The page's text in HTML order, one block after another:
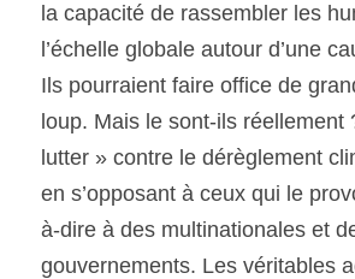
la capacité de rassembler les
l’échelle globale autour d’une
Ils pourraient faire office de
loup. Mais le sont-ils réellement
lutter » contre le dérèglement
en s’opposant à ceux qui le
à-dire à des multinationales et
gouvernements. Les véritables